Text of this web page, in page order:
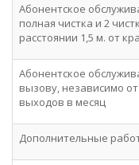
Абонентское
полная чистка и 2
расстоянии 1,5 м. от
Абонентское
вызову, независимо
выходов в месяц
Дополнительные